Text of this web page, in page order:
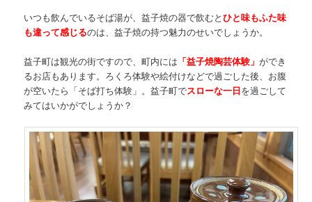
いつも飲んでいるそば湯が、益子焼の器で飲むとひと味もふた味
も違って感じるのは、益子焼の持つ魅力のせいでしょうか。
益子町は観光の街ですので、町内には 「益子焼陶芸体験」ができ
るお店もあります。ろくろ体験や絵付けなどで過ごした後、お腹
が空いたら「そば打ち体験」。益子町でスローな一日を過ごして
みてはいかがでしょうか？